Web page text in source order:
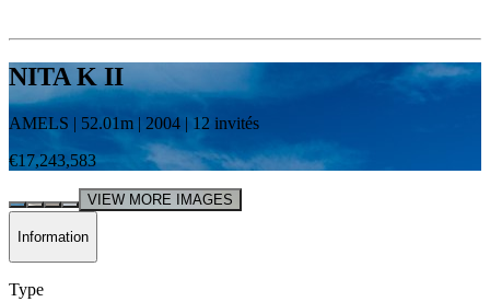
NITA K II
AMELS | 52.01m | 2004 | 12 invités
€17,243,583
VIEW MORE IMAGES
Information
Type